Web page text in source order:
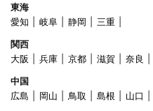
東海
愛知
岐阜 静岡
三重
関西
大阪
兵庫 京都 滋賀 奈良
中国
広島
岡山 鳥取 島根
山口